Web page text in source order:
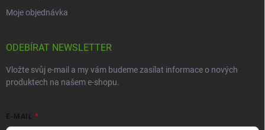
Moje objednávka
ODEBÍRAT NEWSLETTER
Vložte svůj e-mail a my vám budeme zasílat informace o nových
produktech na našem e-shopu.
E-MAIL